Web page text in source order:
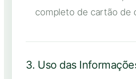
completo de cartão de
3. Uso das